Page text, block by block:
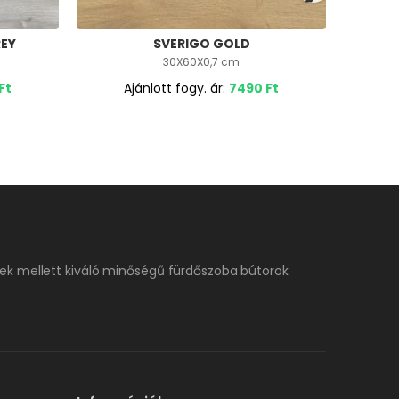
SVERIGO GOLD
30X60X0,7 cm
Ajánlott fogy. ár: 7490 Ft
mellett kiváló minőségű fürdőszoba bútorok